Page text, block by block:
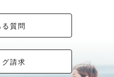
質問
グ請求